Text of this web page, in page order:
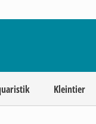
Kleintier